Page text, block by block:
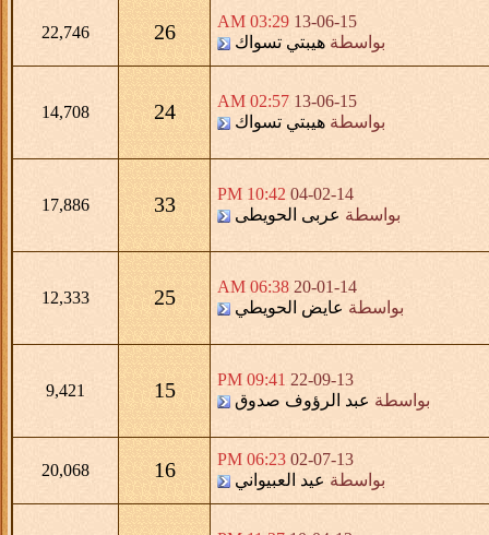
13-06-15
03:29 AM
بواسطة هيبتي تسواك 26
22,746
13-06-15
02:57 AM
بواسطة هيبتي تسواك 24
14,708
04-02-14
10:42 PM
بواسطة عربى الحويطى 33
17,886
20-01-14
06:38 AM
بواسطة عايض الحويطي 25
12,333
22-09-13
09:41 PM
بواسطة عبد الرؤوف صدوق 15
9,421
02-07-13
06:23 PM
بواسطة عيد العبيواني 16
20,068